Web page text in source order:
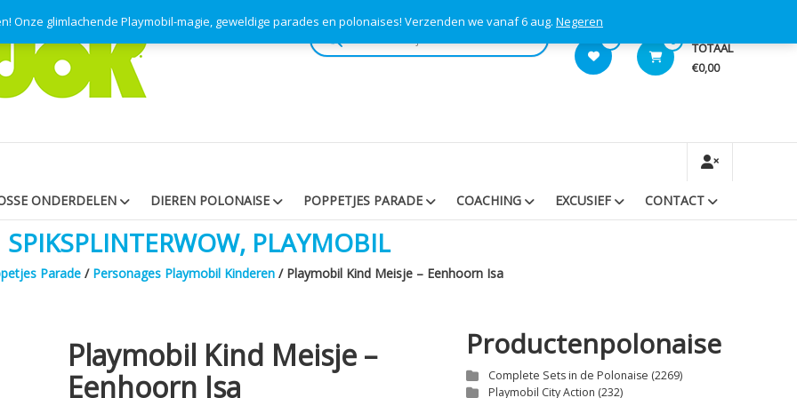
Onze glimlachende Playmobil-magie, geweldige parades en polonaises! Verzenden we vanaf 6 aug. Negeren
0 TOTAAL
€0,00
Producten
ONDERDELEN DIEREN POLONAISE POPPETJES PARADE COACHING EXCUSIEF CONTACT
SPIKSPLINTERWOW, PLAYMOBIL
Parade/ Personages Playmobil Kinderen/ Playmobil Kind Meisje – Eenhoorn Isa
Playmobil Kind Meisje –
Eenhoorn Isa
Productenpolonaise
Complete Sets in de Polonaise (2269)
Playmobil City Action (232)